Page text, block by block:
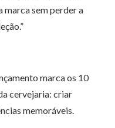
marca sem perder a
marca os 10
cervejaria: criar
memoráveis.